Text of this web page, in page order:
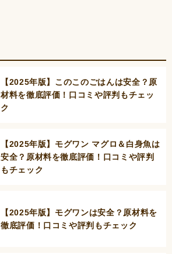
【2025年版】このこのごはんは安全？原
材料を徹底評価！口コミや評判もチェッ
ク
【2025年版】モグワン マグロ＆白身魚は
安全？原材料を徹底評価！口コミや評判
もチェック
【2025年版】モグワンは安全？原材料を
徹底評価！口コミや評判もチェック